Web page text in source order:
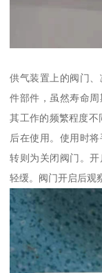
供气装置上的阀门
件部件，虽然寿命
其工作的频繁程度不
后在使用。使用时
转则为关闭阀门。
轻缓。阀门开启后观